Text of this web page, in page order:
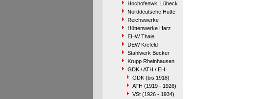
Hochofenwk. Lübeck
Norddeutsche Hütte
Reichswerke
Hüttenwerke Harz
EHW Thale
DEW Krefeld
Stahlwerk Becker
Krupp Rheinhausen
GDK / ATH / EH
GDK (bis 1918)
ATH (1919 - 1926)
VSt (1926 - 1934)